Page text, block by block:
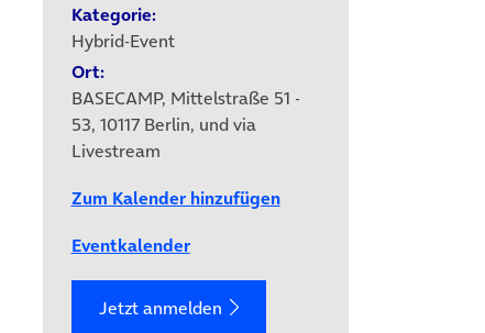
Kategorie:
Hybrid-Event
Ort:
BASECAMP, Mittelstraße 51 -
53, 10117 Berlin, und via
Livestream
Zum Kalender hinzufügen
Eventkalender
Jetzt anmelden